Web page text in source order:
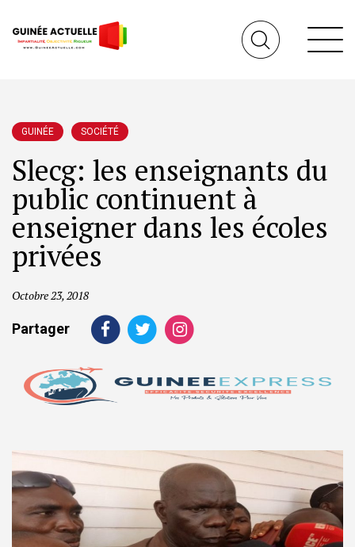
GUINÉE SOCIÉTÉ
Slecg: les enseignants du
public continuent à
enseigner dans les écoles
privées
Octobre 23, 2018
Partager